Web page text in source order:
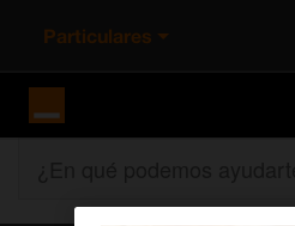
Particulares